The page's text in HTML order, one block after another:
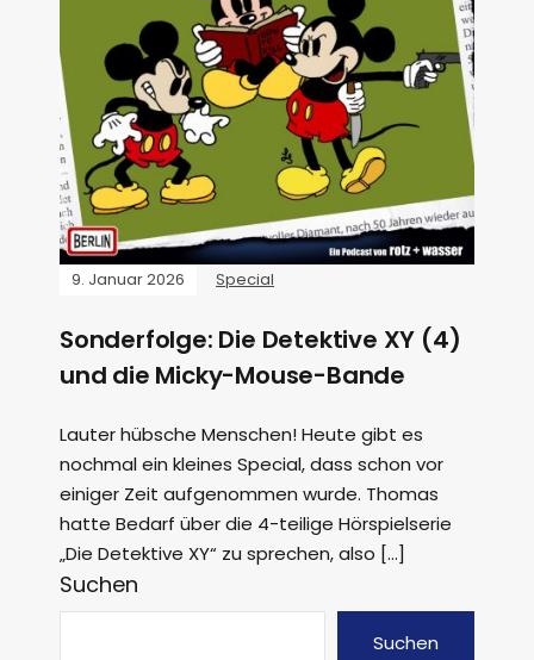
9. Januar 2026 Special
Sonderfolge: Die Detektive XY (4)
und die Micky-Mouse-Bande
Lauter hübsche Menschen! Heute gibt es
nochmal ein kleines Special, dass schon vor
einiger Zeit aufgenommen wurde. Thomas
hatte Bedarf über die 4-teilige Hörspielserie
„Die Detektive XY“ zu sprechen, also […]
Suchen
Suchen